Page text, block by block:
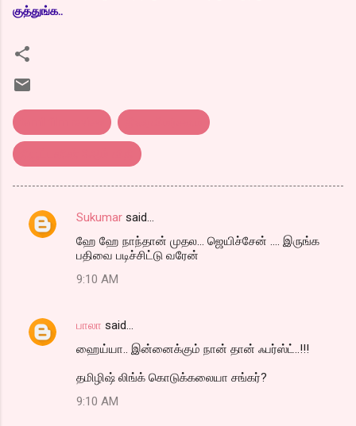
குத்துங்க..
C
n
Sukumar said…
ஹே ஹே நாந்தான் முதல... ஜெயிச்சேன் .... இருங்க
பதிவை படிச்சிட்டு வரேன்
9:10 AM
பாலா said…
ஹைய்யா.. இன்னைக்கும் நான் தான் ஃபர்ஸ்ட்..!!!
தமிழிஷ் லிங்க் கொடுக்கலையா சங்கர்?
9:10 AM